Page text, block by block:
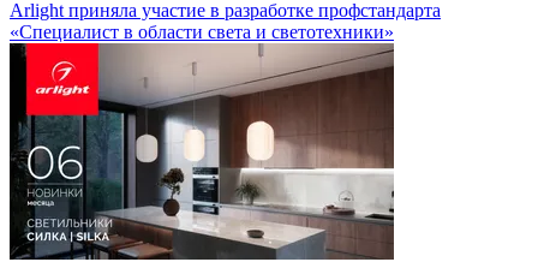
Arlight приняла участие в разработке профстандарта
«Специалист в области света и светотехники»